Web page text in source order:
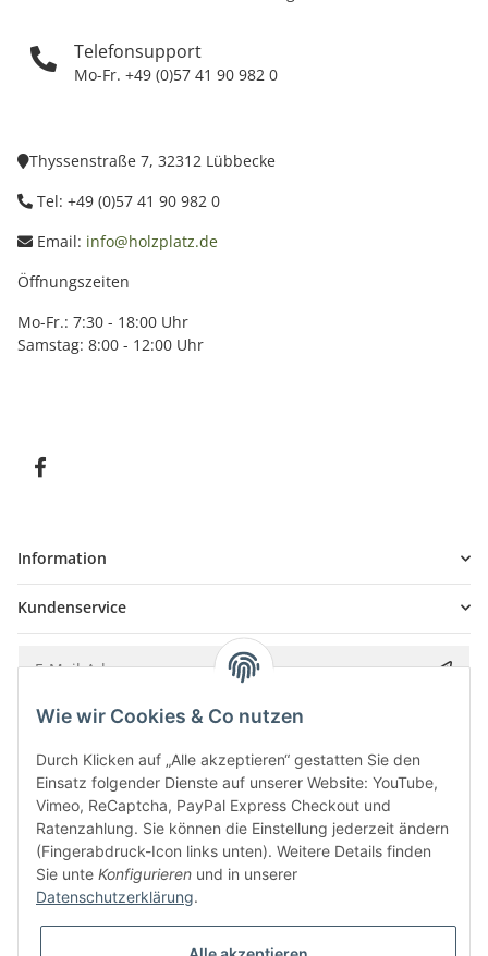
Telefonsupport
Mo-Fr. +49 (0)57 41 90 982 0
Thyssenstraße 7, 32312 Lübbecke
Tel: +49 (0)57 41 90 982 0
Email: info@holzplatz.de
Öffnungszeiten
Mo-Fr.: 7:30 - 18:00 Uhr
Samstag: 8:00 - 12:00 Uhr
Information
Kundenservice
Bitte senden Sie mir entsprechend IhrerDatenschutzerklärung
Wie wir Cookies & Co nutzen
Durch Klicken auf „Alle akzeptieren“ gestatten Sie den
Einsatz folgender Dienste auf unserer Website: YouTube,
Vimeo, ReCaptcha, PayPal Express Checkout und
Ratenzahlung. Sie können die Einstellung jederzeit ändern
(Fingerabdruck-Icon links unten). Weitere Details finden
Sie unte Konfigurieren und in unserer
Datenschutzerklärung.